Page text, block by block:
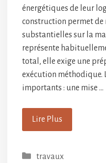
énergétiques de leur
construction permet de
substantielles sur la
représente
total, elle exige une
exécution méthodique.
importants : une mise …
Lire Plus
Catégories
travaux